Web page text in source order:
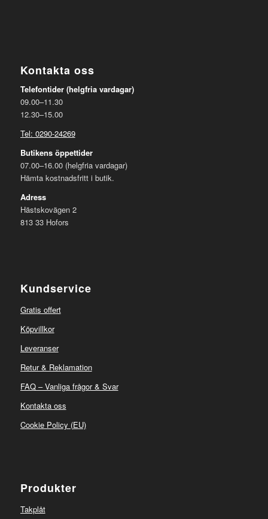
Kontakta oss
Telefontider (helgfria vardagar)
09.00–11.30
12.30–15.00
Tel: 0290-24269
Butikens öppettider
07.00–16.00 (helgfria vardagar)
Hämta kostnadsfritt i butik.
Adress
Hästskovägen 2
813 33 Hofors
Kundservice
Gratis offert
Köpvillkor
Leveranser
Retur & Reklamation
FAQ – Vanliga frågor & Svar
Kontakta oss
Cookie Policy (EU)
Produkter
Takplåt